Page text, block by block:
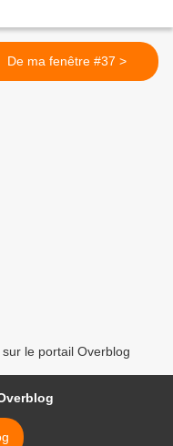
De ma fenêtre #37 >
sur le portail Overblog